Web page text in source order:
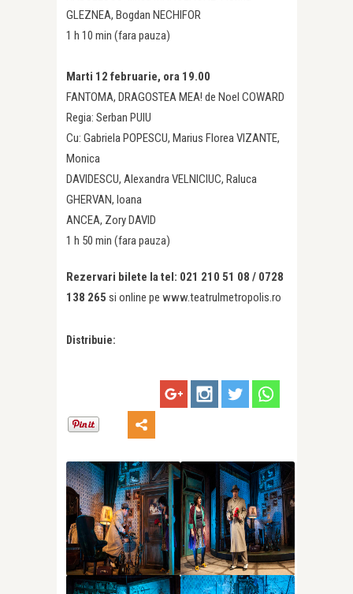
GLEZNEA, Bogdan NECHIFOR
1 h 10 min (fara pauza)
Marti 12 februarie, ora 19.00
FANTOMA, DRAGOSTEA MEA! de Noel COWARD
Regia: Serban PUIU
Cu: Gabriela POPESCU, Marius Florea VIZANTE,
Monica
DAVIDESCU, Alexandra VELNICIUC, Raluca
GHERVAN, Ioana
ANCEA, Zory DAVID
1 h 50 min (fara pauza)
Rezervari bilete la tel: 021 210 51 08 / 0728
138 265 si online pe www.teatrulmetropolis.ro
Distribuie: